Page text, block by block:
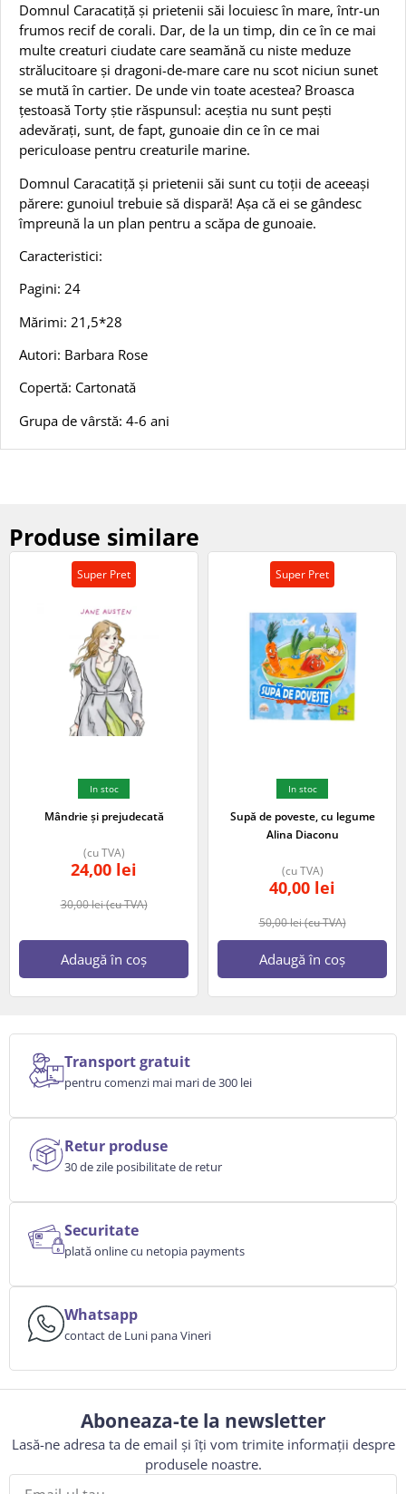
Domnul Caracatiță și prietenii săi locuiesc în mare, într-un
frumos recif de corali. Dar, de la un timp, din ce în ce mai
multe creaturi ciudate care seamănă cu niste meduze
strălucitoare și dragoni-de-mare care nu scot niciun sunet
se mută în cartier. De unde vin toate acestea? Broasca
țestoasă Torty știe răspunsul: aceștia nu sunt pești
adevărați, sunt, de fapt, gunoaie din ce în ce mai
periculoase pentru creaturile marine.
Domnul Caracatiță și prietenii săi sunt cu toții de aceeași
părere: gunoiul trebuie să dispară! Așa că ei se gândesc
împreună la un plan pentru a scăpa de gunoaie.
Caracteristici:
Pagini: 24
Mărimi: 21,5*28
Autori: Barbara Rose
Copertă: Cartonată
Grupa de vârstă: 4-6 ani
Produse similare
Super Pret
In stoc
Mândrie și prejudecată
30,00lei(cu TVA)
24,00 lei
(cu TVA)
Adaugă în coș
Super Pret
In stoc
Supă de poveste, cu legume
Alina Diaconu
50,00lei(cu TVA)
40,00 lei
(cu TVA)
Adaugă în coș
Transport gratuit
pentru comenzi mai mari de 300 lei
Retur produse
30 de zile posibilitate de retur
Securitate
plată online cu netopia payments
Whatsapp
contact de Luni pana Vineri
Aboneaza-te la newsletter
Lasă-ne adresa ta de email și îți vom trimite informații despre
produsele noastre.